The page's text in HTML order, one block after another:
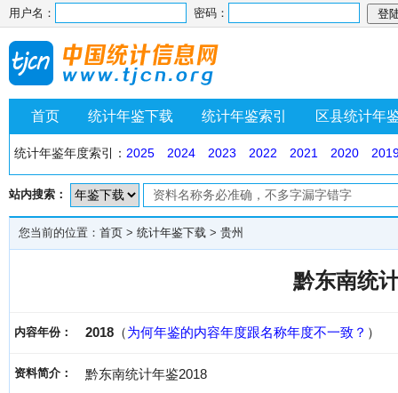
用户名： 密码：
首页 统计年鉴下载 统计年鉴索引 区县统计年
统计年鉴年度索引： 2025 2024 2023 2022 2021 2020
站内搜索：
您当前的位置： 首页 > 统计年鉴下载 > 贵州
黔东南统
内容年份： 2018 （为何年鉴的内容年度跟名称年度不一致？ ）
资料简介： 黔东南统计年鉴2018